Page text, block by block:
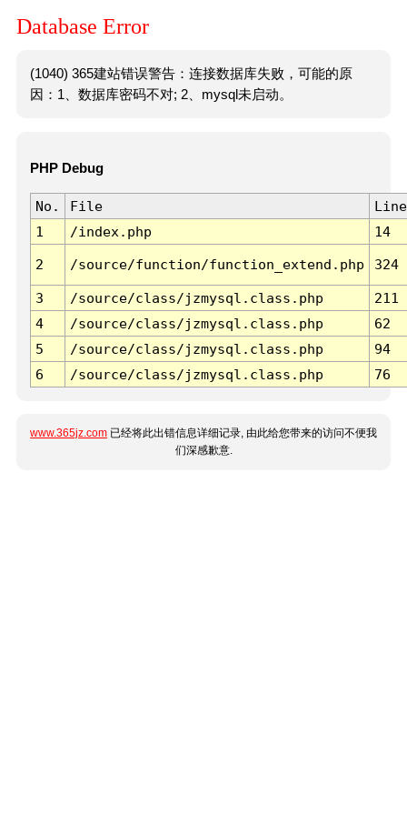
Database Error
(1040) 365建站错误警告：连接数据库失败，可能的原
因：1、数据库密码不对; 2、mysql未启动。
PHP Debug
No. File
Line
1
/index.php 14
2 /source/function/function_extend.php 324
3 /source/class/jzmysql.class.php
211
4
/source/class/jzmysql.class.php
62
5
/source/class/jzmysql.class.php
94
6
/source/class/jzmysql.class.php 76
www.365jz.com 已经将此出错信息详细记录, 由此给您带来的访问不便我
们深感歉意.